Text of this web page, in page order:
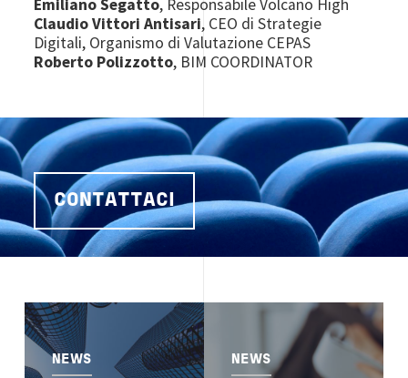
Emiliano Segatto, Responsabile Volcano High
Claudio Vittori Antisari, CEO di Strategie
Digitali, Organismo di Valutazione CEPAS
Roberto Polizzotto, BIM COORDINATOR
CONTATTACI
Image
NEWS NEWS